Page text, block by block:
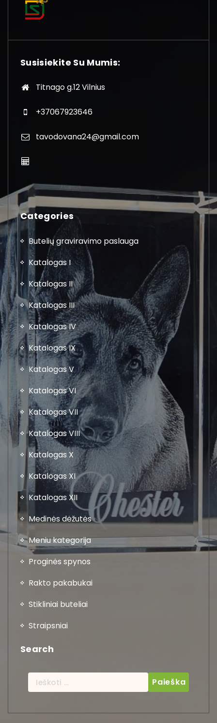
Susisiekite Su Mumis:
Titnago g.12 Vilnius
+37067923646
tavodovana24@gmail.com
Categories
Butelių graviravimo paslauga
Katalogas I
Katalogas II
Katalogas III
Katalogas IV
Katalogas IX
Katalogas V
Katalogas VI
Katalogas VII
Katalogas VIII
Katalogas X
Katalogas XI
Katalogas XII
Medinės dėžutės
Meniu kategorija
Proginės spynos
Rakto pakabukai
Stikliniai buteliai
Straipsniai
Search
Ieškoti: